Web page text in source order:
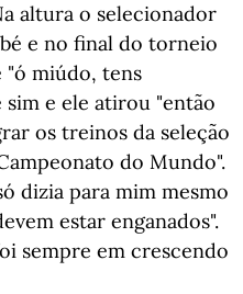
altura o selecionador
e no final do torneio
"ó miúdo, tens
sim e ele atirou "então
os treinos da seleção
do Mundo".
dizia para mim mesmo
estar enganados".
sempre em crescendo